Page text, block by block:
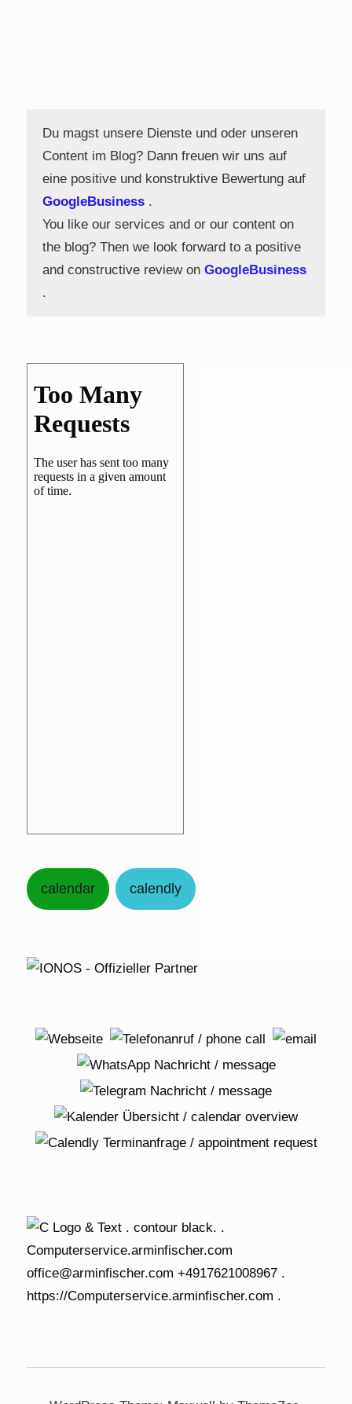
Du magst unsere Dienste und oder unseren
Content im Blog? Dann freuen wir uns auf
eine positive und konstruktive Bewertung auf
GoogleBusiness .
You like our services and or our content on
the blog? Then we look forward to a positive
and constructive review on GoogleBusiness
.
calendar calendly